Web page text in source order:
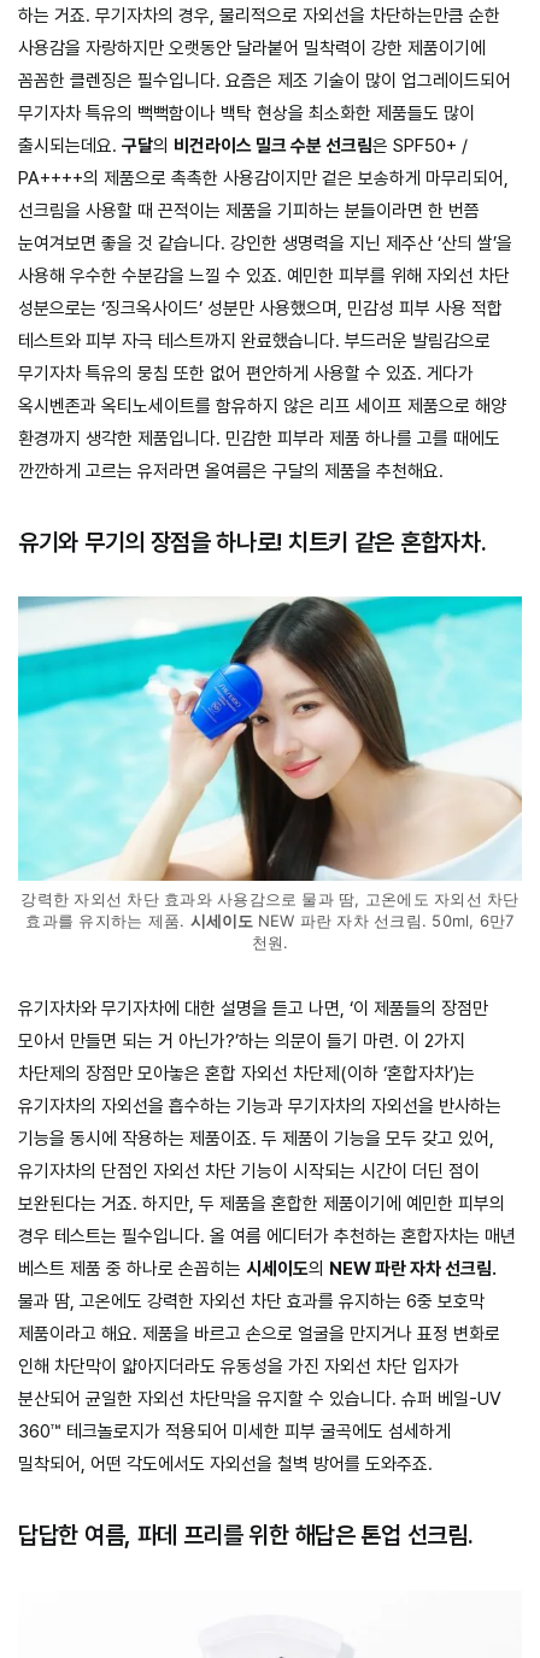
하는 거죠. 무기자차의 경우, 물리적으로 자외선을 차단하는만큼 순한
사용감을 자랑하지만 오랫동안 달라붙어 밀착력이 강한 제품이기에
꼼꼼한 클렌징은 필수입니다. 요즘은 제조 기술이 많이 업그레이드되어
무기자차 특유의 뻑뻑함이나 백탁 현상을 최소화한 제품들도 많이
출시되는데요. 구달의 비건라이스 밀크 수분 선크림은 SPF50+ /
PA++++의 제품으로 촉촉한 사용감이지만 겉은 보송하게 마무리되어,
선크림을 사용할 때 끈적이는 제품을 기피하는 분들이라면 한 번쯤
눈여겨보면 좋을 것 같습니다. 강인한 생명력을 지닌 제주산 ‘산듸 쌀’을
사용해 우수한 수분감을 느낄 수 있죠. 예민한 피부를 위해 자외선 차단
성분으로는 ‘징크옥사이드’ 성분만 사용했으며, 민감성 피부 사용 적합
테스트와 피부 자극 테스트까지 완료했습니다. 부드러운 발림감으로
무기자차 특유의 뭉침 또한 없어 편안하게 사용할 수 있죠. 게다가
옥시벤존과 옥티노세이트를 함유하지 않은 리프 세이프 제품으로 해양
환경까지 생각한 제품입니다. 민감한 피부라 제품 하나를 고를 때에도
깐깐하게 고르는 유저라면 올여름은 구달의 제품을 추천해요.
유기와 무기의 장점을 하나로! 치트키 같은 혼합자차.
강력한 자외선 차단 효과와 사용감으로 물과 땀, 고온에도 자외선 차단
효과를 유지하는 제품. 시세이도 NEW 파란 자차 선크림. 50ml, 6만7
천원.
유기자차와 무기자차에 대한 설명을 듣고 나면, ‘이 제품들의 장점만
모아서 만들면 되는 거 아닌가?’하는 의문이 들기 마련. 이 2가지
차단제의 장점만 모아놓은 혼합 자외선 차단제(이하 ‘혼합자차’)는
유기자차의 자외선을 흡수하는 기능과 무기자차의 자외선을 반사하는
기능을 동시에 작용하는 제품이죠. 두 제품이 기능을 모두 갖고 있어,
유기자차의 단점인 자외선 차단 기능이 시작되는 시간이 더딘 점이
보완된다는 거죠. 하지만, 두 제품을 혼합한 제품이기에 예민한 피부의
경우 테스트는 필수입니다. 올 여름 에디터가 추천하는 혼합자차는 매년
베스트 제품 중 하나로 손꼽히는 시세이도의 NEW 파란 자차 선크림.
물과 땀, 고온에도 강력한 자외선 차단 효과를 유지하는 6중 보호막
제품이라고 해요. 제품을 바르고 손으로 얼굴을 만지거나 표정 변화로
인해 차단막이 얇아지더라도 유동성을 가진 자외선 차단 입자가
분산되어 균일한 자외선 차단막을 유지할 수 있습니다. 슈퍼 베일-UV
360™ 테크놀로지가 적용되어 미세한 피부 굴곡에도 섬세하게
밀착되어, 어떤 각도에서도 자외선을 철벽 방어를 도와주죠.
답답한 여름, 파데 프리를 위한 해답은 톤업 선크림.